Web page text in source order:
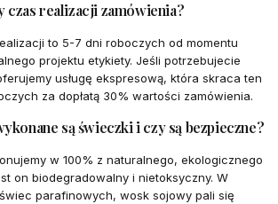
czas realizacji zamówienia?
to 5-7 dni roboczych od momentu
projektu etykiety. Jeśli potrzebujecie
usługę ekspresową, która skraca ten
za dopłatą 30% wartości zamówienia.
są świeczki i czy są bezpieczne?
w 100% z naturalnego, ekologicznego
on biodegradowalny i nietoksyczny. W
parafinowych, wosk sojowy pali się